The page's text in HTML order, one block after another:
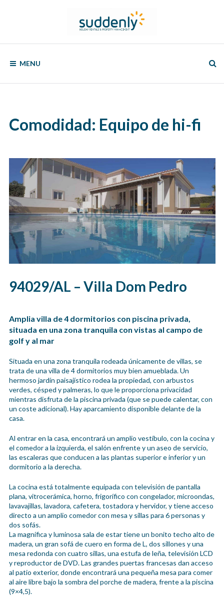
and
Management
MENU
Comodidad: Equipo de hi-fi
94029/AL – Villa Dom Pedro
Amplia villa de 4 dormitorios con piscina privada,
situada en una zona tranquila con vistas al campo de
golf y al mar
Situada en una zona tranquila rodeada únicamente de villas, se
trata de una villa de 4 dormitorios muy bien amueblada. Un
hermoso jardín paisajístico rodea la propiedad, con arbustos
verdes, césped y palmeras, lo que le proporciona privacidad
mientras disfruta de la piscina privada (que se puede calentar, con
un coste adicional). Hay aparcamiento disponible delante de la
casa.
Al entrar en la casa, encontrará un amplio vestíbulo, con la cocina y
el comedor a la izquierda, el salón enfrente y un aseo de servicio,
las escaleras que conducen a las plantas superior e inferior y un
dormitorio a la derecha.
La cocina está totalmente equipada con televisión de pantalla
plana, vitrocerámica, horno, frigorífico con congelador, microondas,
lavavajillas, lavadora, cafetera, tostadora y hervidor, y tiene acceso
directo a un amplio comedor con mesa y sillas para 6 personas y
dos sofás.
La magnífica y luminosa sala de estar tiene un bonito techo alto de
madera, un gran sofá de cuero en forma de L, dos sillones y una
mesa redonda con cuatro sillas, una estufa de leña, televisión LCD
y reproductor de DVD. Las grandes puertas francesas dan acceso
al patio exterior, donde encontrará una pequeña mesa para comer
al aire libre bajo la sombra del porche de madera, frente a la piscina
(9×4,5).